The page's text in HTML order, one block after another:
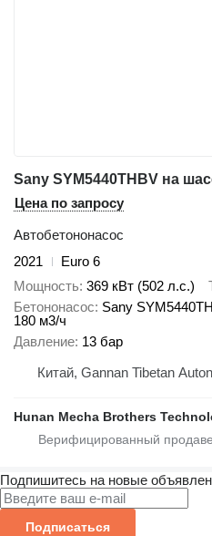
Sany SYM5440THBV на
Цена по запросу
Автобетононасос
2021
Euro 6
Мощность 369 кВт (502 л.с.)
Бетононасос Sany
180 м3/ч
Давление 13 бар
Китай, Gannan Tibetan
Hunan Mecha Brothers
Подпишитесь на новые
Подписаться